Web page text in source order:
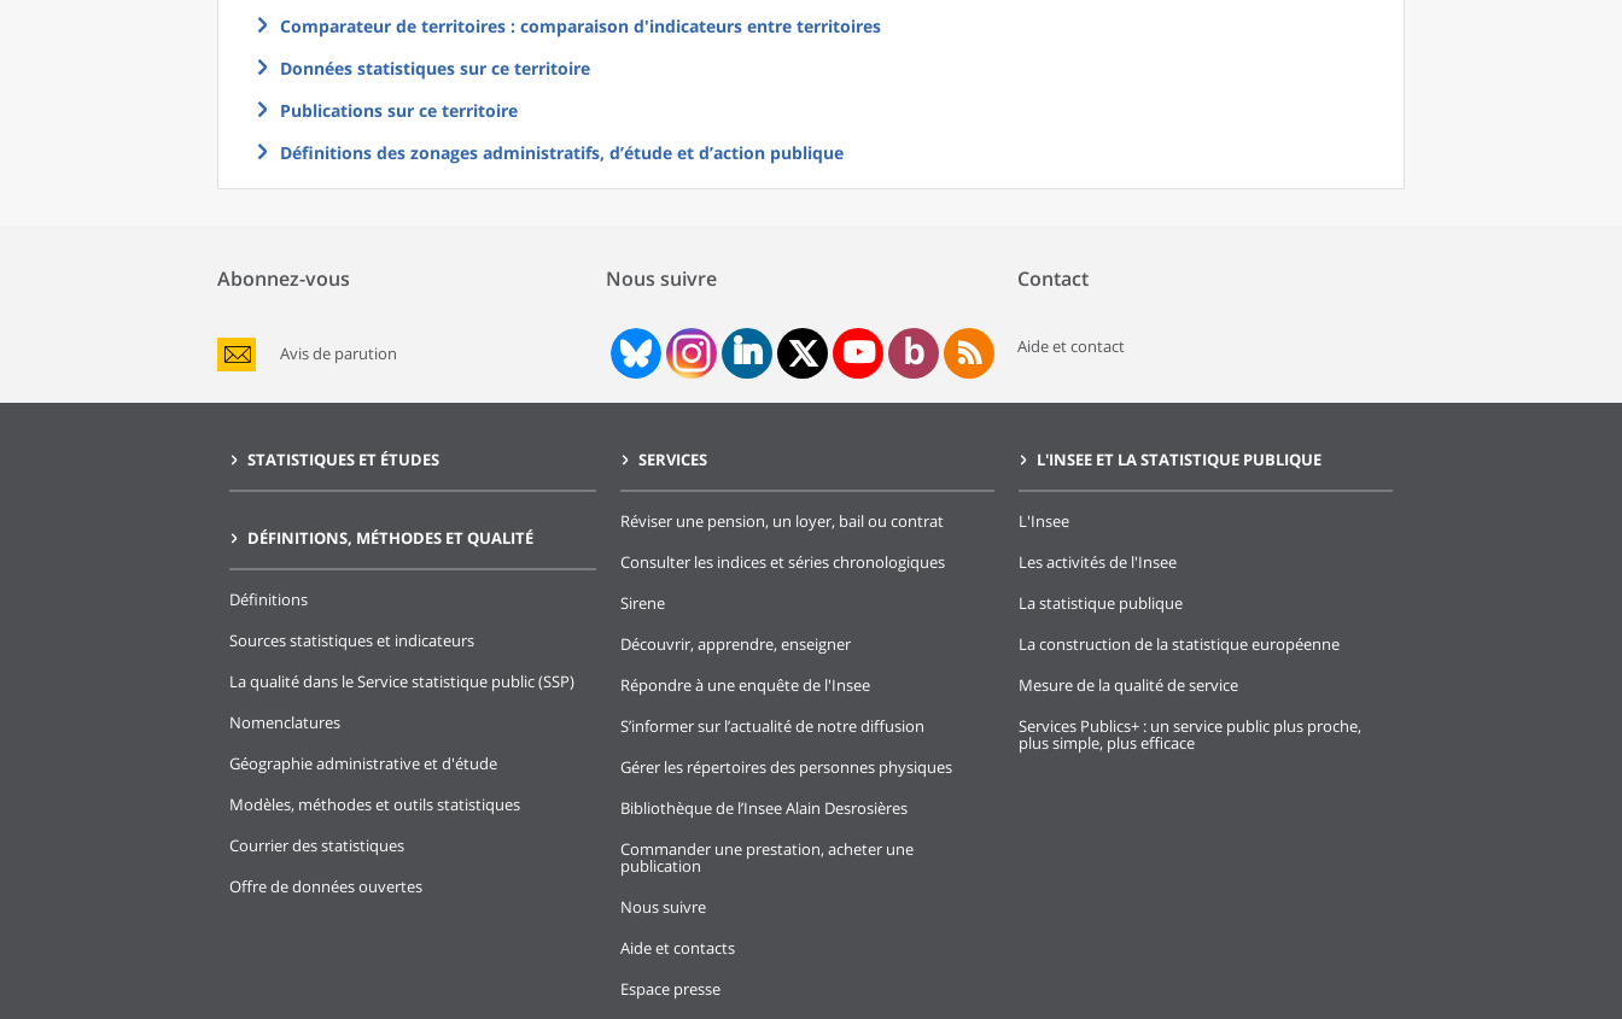
Comparateur de territoires : comparaison d'indicateurs entre territoires
Données statistiques sur ce territoire
Publications sur ce territoire
Définitions des zonages administratifs, d’étude et d’action publique
Abonnez-vous
Avis de parution
Nous suivre Contact
Aide et contact
STATISTIQUES ET ÉTUDES
DÉFINITIONS, MÉTHODES ET QUALITÉ
Définitions
Sources statistiques et indicateurs
La qualité dans le Service statistique public (SSP)
Nomenclatures
Géographie administrative et d'étude
Modèles, méthodes et outils statistiques
Courrier des statistiques
Offre de données ouvertes
SERVICES
Réviser une pension, un loyer, bail ou contrat
Consulter les indices et séries chronologiques
Sirene
Découvrir, apprendre, enseigner
Répondre à une enquête de l'Insee
S’informer sur l’actualité de notre diffusion
Gérer les répertoires des personnes physiques
Bibliothèque de l’Insee Alain Desrosières
Commander une prestation, acheter une
publication
Nous suivre
Aide et contacts
Espace presse
L'INSEE ET LA STATISTIQUE PUBLIQUE
L'Insee
Les activités de l'Insee
La statistique publique
La construction de la statistique européenne
Mesure de la qualité de service
Services Publics+ : un service public plus proche,
plus simple, plus efficace